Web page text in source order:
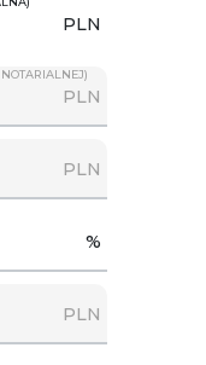
PLN
PLN
PLN
%
PLN